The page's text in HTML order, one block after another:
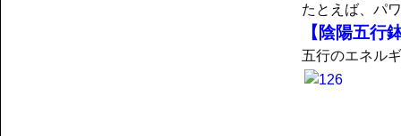
たとえば、パ
【陰陽五行
五行のエネル